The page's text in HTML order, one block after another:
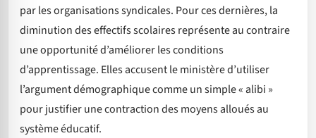
par les organisations syndicales. Pour ces dernières, la
diminution des effectifs scolaires représente au contraire
une opportunité d’améliorer les conditions
d’apprentissage. Elles accusent le ministère d’utiliser
l’argument démographique comme un simple « alibi »
pour justifier une contraction des moyens alloués au
système éducatif.